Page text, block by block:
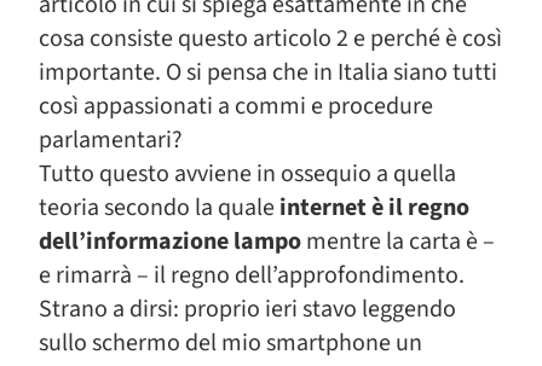
cosa consiste questo articolo 2 e perché è così
importante. O si pensa che in Italia siano tutti
così appassionati a commi e procedure
parlamentari?
Tutto questo avviene in ossequio a quella
teoria secondo la qualeinternet è il regno
dell’informazione lampomentre la carta è –
e rimarrà – il regno dell’approfondimento.
Strano a dirsi: proprio ieri stavo leggendo
sullo schermo del mio smartphone un